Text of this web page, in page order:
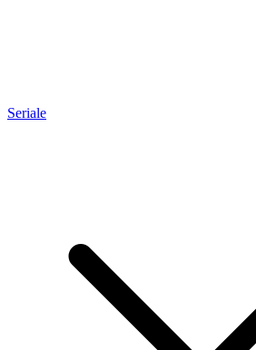
Seriale